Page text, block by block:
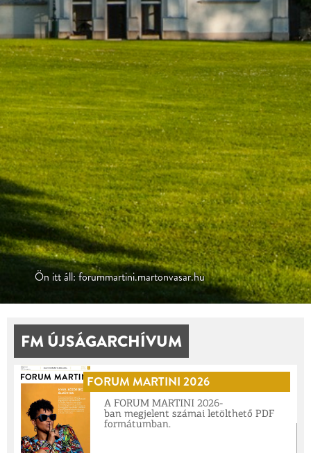
Ön itt áll: forummartini.martonvasar.hu
FM ÚJSÁGARCHÍVUM
FORUM MARTINI 2026
A FORUM MARTINI 2026-
ban megjelent számai letölthető PDF
formátumban.